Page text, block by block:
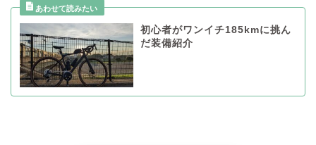
初心者がワンイチ185kmに挑ん
だ装備紹介